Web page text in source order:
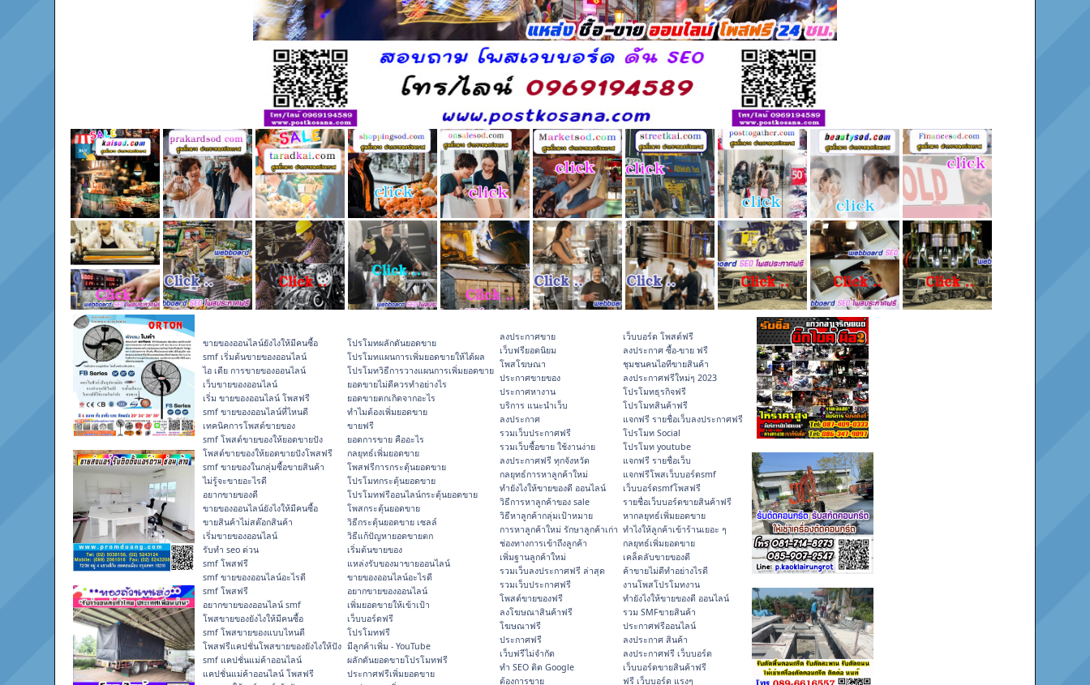
ขายของออนไลน์ยังไงให้มีคนซื้อ
smf เริ่มต้นขายของออนไลน์
ไอ เดีย การขายของออนไลน์
เว็บขายของออนไลน์
เริ่ม ขายของออนไลน์ โพสฟรี
smf ขายของออนไลน์ที่ไหนดี
เทคนิคการโพสต์ขายของ
smf โพสต์ขายของให้ยอดขายปัง
โพสต์ขายของให้ยอดขายปังโพสฟรี
smf ขายของในกลุ่มซื้อขายสินค้า
ไม่รู้จะขายอะไรดี
อยากขายของดี
ขายของออนไลน์ยังไงให้มีคนซื้อ
ขายสินค้าไม่สต๊อกสินค้า
เริ่มขายของออนไลน์
รับทำ seo ด่วน
smf โพสฟรี
smf ขายของออนไลน์อะไรดี
smf โพสฟรี
อยากขายของออนไลน์ smf
โพสขายของยังไงให้มีคนซื้อ
smf โพสขายของแบบไหนดี
โพสฟรีแคปชั่นโพสขายของยังไงให้ปัง
smf แคปชั่นแม่ค้าออนไลน์
แคปชั่นแม่ค้าออนไลน์ โพสฟรี
โปรโมทผลักดันยอดขาย
โปรโมทแผนการเพิ่มยอดขายให้ได้ผล
โปรโมทวิธีการวางแผนการเพิ่มยอดขาย
ยอดขายไม่ดีควรทำอย่างไร
ยอดขายตกเกิดจากอะไร
ทำไมต้องเพิ่มยอดขาย
ขายฟรี
ยอดการขาย คืออะไร
กลยุทธ์เพิ่มยอดขาย
โพสฟรีการกระตุ้นยอดขาย
โปรโมทกระตุ้นยอดขาย
โปรโมทฟรีออนไลน์กระตุ้นยอดขาย
โพสกระตุ้นยอดขาย
วิธีกระตุ้นยอดขาย เซลล์
วิธีแก้ปัญหายอดขายตก
เริ่มต้นขายของ
แหล่งรับของมาขายออนไลน์
ขายของออนไลน์อะไรดี
อยากขายของออนไลน์
เพิ่มยอดขายให้เข้าเป้า
เว็บบอร์ดฟรี
โปรโมทฟรี
มีลูกค้าเพิ่ม - YouTube
ผลักดันยอดขายโปรโมทฟรี
ประกาศฟรีเพิ่มยอดขาย
ลงประกาศขาย
เว็บฟรียอดนิยม
โพสโฆษณา
ประกาศขายของ
ประกาศหางาน
บริการ แนะนำเว็บ
ลงประกาศ
รวมเว็บประกาศฟรี
รวมเว็บซื้อขาย ใช้งานง่าย
ลงประกาศฟรี ทุกจังหวัด
กลยุทธ์การหาลูกค้าใหม่
ทํายังไงให้ขายของดี ออนไลน์
วิธีการหาลูกค้าของ sale
วิธีหาลูกค้ากลุ่มเป้าหมาย
การหาลูกค้าใหม่ รักษาลูกค้าเก่า
ช่องทางการเข้าถึงลูกค้า
เพิ่มฐานลูกค้าใหม่
รวมเว็บลงประกาศฟรี ล่าสุด
รวมเว็บประกาศฟรี
โพสต์ขายของฟรี
ลงโฆษณาสินค้าฟรี
โฆษณาฟรี
ประกาศฟรี
เว็บฟรีไม่จำกัด
ทำ SEO ติด Google
ต้องการขาย
เว็บบอร์ด โพสต์ฟรี
ลงประกาศ ซื้อ-ขาย ฟรี
ชุมชนคนไอทีขายสินค้า
ลงประกาศฟรีใหม่ๆ 2023
โปรโมทธุรกิจฟรี
โปรโมทสินค้าฟรี
แจกฟรี รายชื่อเว็บลงประกาศฟรี
โปรโมท Social
โปรโมท youtube
แจกฟรี รายชื่อเว็บ
แจกฟรีโพสเว็บบอร์ดsmf
เว็บบอร์ดsmfโพสฟรี
รายชื่อเว็บบอร์ดขายสินค้าฟรี
หากลยุทธ์เพิ่มยอดขาย
ทําไงให้ลูกค้าเข้าร้านเยอะ ๆ
กลยุทธ์เพิ่มยอดขาย
เคล็ดลับขายของดี
ค้าขายไม่ดีทำอย่างไรดี
งานโพสโปรโมทงาน
ทํายังไงให้ขายของดี ออนไลน์
รวม SMFขายสินค้า
ประกาศฟรีออนไลน์
ลงประกาศ สินค้า
ลงประกาศฟรี เว็บบอร์ด
เว็บบอร์ดขายสินค้าฟรี
ฟรี เว็บบอร์ด แรงๆ